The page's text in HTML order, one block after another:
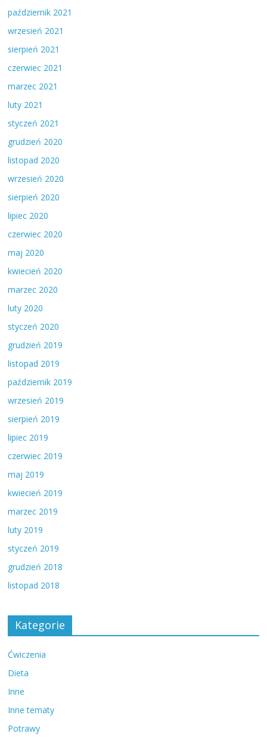
październik 2021
wrzesień 2021
sierpień 2021
czerwiec 2021
marzec 2021
luty 2021
styczeń 2021
grudzień 2020
listopad 2020
wrzesień 2020
sierpień 2020
lipiec 2020
czerwiec 2020
maj 2020
kwiecień 2020
marzec 2020
luty 2020
styczeń 2020
grudzień 2019
listopad 2019
październik 2019
wrzesień 2019
sierpień 2019
lipiec 2019
czerwiec 2019
maj 2019
kwiecień 2019
marzec 2019
luty 2019
styczeń 2019
grudzień 2018
listopad 2018
Kategorie
Ćwiczenia
Dieta
Inne
Inne tematy
Potrawy